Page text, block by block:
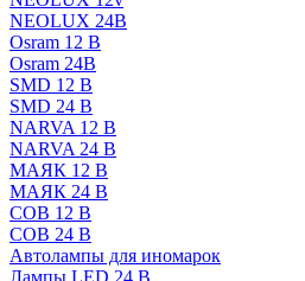
NEOLUX 24В
Osram 12 В
Osram 24В
SMD 12 В
SMD 24 В
NARVA 12 В
NARVA 24 В
МАЯК 12 В
МАЯК 24 В
COB 12 В
COB 24 В
Автолампы для иномарок